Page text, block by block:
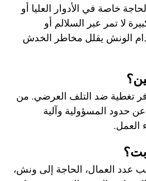
خاصة في الأدوار العليا أو
لا تمر عبر السلالم أو
الونش يقلل مخاطر الخدش
تغطية ضد التلف العرضي. من
حدود المسؤولية وآلية
العمل.
عدد العمال، الحاجة إلى ونش،